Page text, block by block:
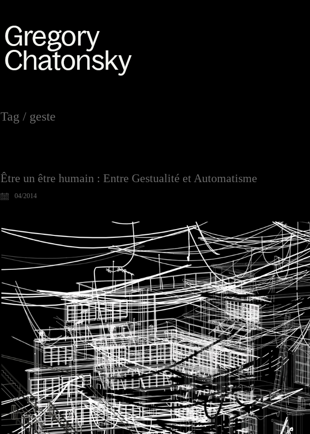
Tag / geste
Être un être humain : Entre Gestualité et Automatisme
04/2014